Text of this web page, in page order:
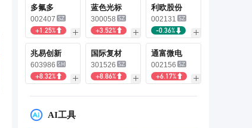
多氟多
002407
+1.25%
蓝色光标
300058
+3.52%
利欧股份
002131
-0.36%
兆易创新
603986
+8.32%
国际复材
301526
+8.86%
通富微电
002156
+6.17%
AI工具